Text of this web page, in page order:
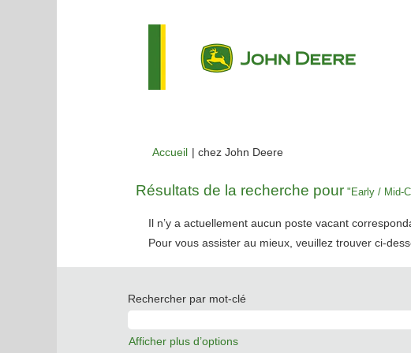
Accueil | chez John Deere(page
Résultats de la recherche pour "Early / Mid-
Il n’y a actuellement aucun poste vacant
Pour vous assister au mieux, veuillez trouver ci-
Rechercher par mot-clé
Afficher plus d’options